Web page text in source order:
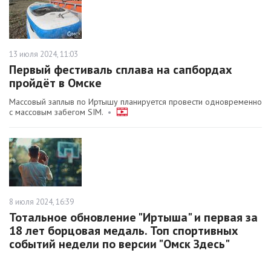
13 июля 2024, 11:03
Первый фестиваль сплава на сапбордах
пройдёт в Омске
Массовый заплыв по Иртышу планируется провести одновременно
с массовым забегом SIM. •
8 июля 2024, 16:39
Тотальное обновление "Иртыша" и первая за
18 лет борцовая медаль. Топ спортивных
событий недели по версии "Омск Здесь"